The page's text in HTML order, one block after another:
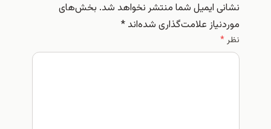
نشانی ایمیل شما منتشر نخواهد شد. بخش‌های
موردنیاز علامت‌گذاری شده‌اند*
نظر*